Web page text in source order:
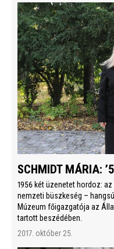
SCHMIDT MÁRIA:
1956 két üzenetet hordoz:
nemzeti büszkeség –
Múzeum főigazgatója az
tartott beszédében.
2017. október 25.